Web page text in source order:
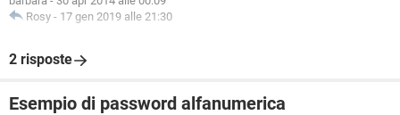
Rosy - 17 gen 2019 alle 21:30
2 risposte
Esempio di password alfanumerica